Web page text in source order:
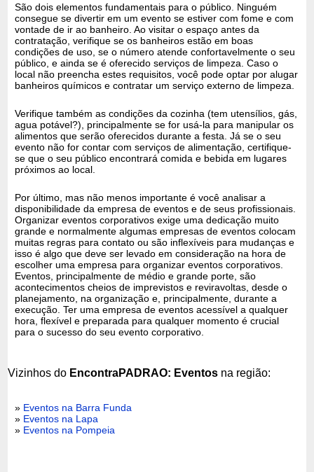
São dois elementos fundamentais para o público. Ninguém
consegue se divertir em um evento se estiver com fome e com
vontade de ir ao banheiro. Ao visitar o espaço antes da
contratação, verifique se os banheiros estão em boas
condições de uso, se o número atende confortavelmente o seu
público, e ainda se é oferecido serviços de limpeza. Caso o
local não preencha estes requisitos, você pode optar por alugar
banheiros químicos e contratar um serviço externo de limpeza.
Verifique também as condições da cozinha (tem utensílios, gás,
agua potável?), principalmente se for usá-la para manipular os
alimentos que serão oferecidos durante a festa. Já se o seu
evento não for contar com serviços de alimentação, certifique-
se que o seu público encontrará comida e bebida em lugares
próximos ao local.
Por último, mas não menos importante é você analisar a
disponibilidade da empresa de eventos e de seus profissionais.
Organizar eventos corporativos exige uma dedicação muito
grande e normalmente algumas empresas de eventos colocam
muitas regras para contato ou são inflexíveis para mudanças e
isso é algo que deve ser levado em consideração na hora de
escolher uma empresa para organizar eventos corporativos.
Eventos, principalmente de médio e grande porte, são
acontecimentos cheios de imprevistos e reviravoltas, desde o
planejamento, na organização e, principalmente, durante a
execução. Ter uma empresa de eventos acessível a qualquer
hora, flexível e preparada para qualquer momento é crucial
para o sucesso do seu evento corporativo.
Vizinhos do EncontraPADRAO: Eventos na região:
» Eventos na Barra Funda
» Eventos na Lapa
» Eventos na Pompeia